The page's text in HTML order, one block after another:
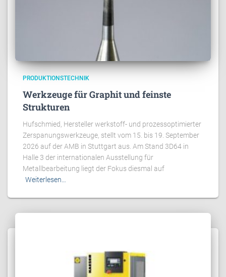
PRODUKTIONSTECHNIK
Werkzeuge für Graphit und feinste
Strukturen
Hufschmied, Hersteller werkstoff- und prozessoptimierter
Zerspanungswerkzeuge, stellt vom 15. bis 19. September
2026 auf der AMB in Stuttgart aus. Am Stand 3D64 in
Halle 3 der internationalen Ausstellung für
Metallbearbeitung liegt der Fokus diesmal auf
Weiterlesen…